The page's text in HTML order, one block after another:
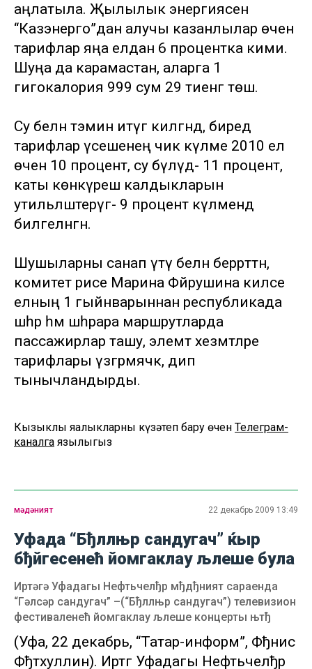
аңлатыла. Җылылык энергиясен
“Казэнерго”дан алучы казанлылар өчен
тарифлар яңа елдан 6 процентка кими.
Шуңа да карамастан, аларга 1
гигокалория 999 сум 29 тиенгә төшә.
Су белән тәэмин итүгә килгәндә, биредә
тарифлар үсешенең чик күләме 2010 ел
өчен 10 процент, су бүлүдә- 11 процент,
каты көнкүреш калдыкларын
утильләштерүгә- 9 процент күләмендә
билгеләнгән.
Шушыларны санап үтү белән беррәттән,
комитет рәисе Марина Фәйрушина киләсе
елның 1 гыйнварыннан республикада
шәһәр һәм шәһәрара маршрутларда
пассажирлар ташу, элемтә хезмәтләре
тарифлары үзгәрмәячәк, дип
тынычландырды.
Кызыклы яңалыкларны күзәтеп бару өчен Телеграм-
каналга язылыгыз
мәдәният 22 декабрь 2009 13:49
Уфада “Бђллњр сандугач” ќыр
бђйгесенећ йомгаклау љлеше була
Иртәгә Уфадагы Нефтьчелђр мђдђният сараенда
“Гәлсәр сандугач” –(“Бђллњр сандугач”) телевизион
фестиваленећ йомгаклау љлеше концерты њтђ
(Уфа, 22 декабрь, “Татар-информ”, Фђнис
Фђтхуллин). Иртәгә Уфадагы Нефтьчелђр